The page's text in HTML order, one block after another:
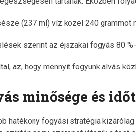
(237 ml) víz közel 240 grammot
szerint az éjszakai fogyás 80
az, hogy mennyit fogyunk alvás
minősége és
hatékony fogyási stratégia